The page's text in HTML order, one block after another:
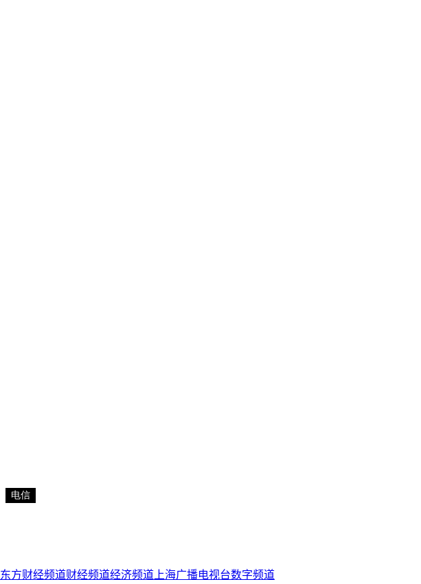
东方财经频道财经频道经济频道 上海广播电视台数字频道